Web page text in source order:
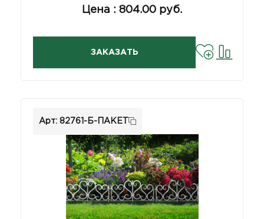
Цена : 804.00 руб.
ЗАКАЗАТЬ
Арт: 82761-Б-ПАКЕТ